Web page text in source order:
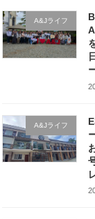
A&Jライフ
A&Jライフ